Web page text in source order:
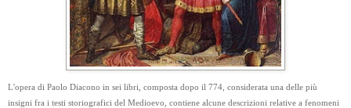
L'opera di Paolo Diacono in sei libri, composta dopo il 774, considerata una delle più
insigni fra i testi storiografici del Medioevo, contiene alcune descrizioni relative a fenomeni